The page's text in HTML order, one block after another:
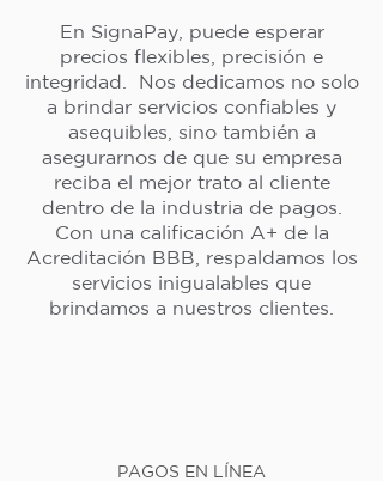
En SignaPay, puede esperar
precios flexibles, precisión e
integridad. Nos dedicamos no solo
a brindar servicios confiables y
asequibles, sino también a
asegurarnos de que su empresa
reciba el mejor trato al cliente
dentro de la industria de pagos.
Con una calificación A+ de la
Acreditación BBB, respaldamos los
servicios inigualables que
brindamos a nuestros clientes.
PAGOS EN LÍNEA